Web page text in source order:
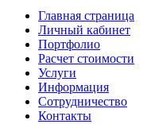
Главная страница
Личный кабинет
Портфолио
Расчет стоимости
Услуги
Информация
Сотрудничество
Контакты